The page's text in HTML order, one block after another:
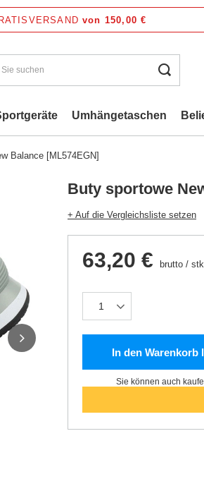
von 150,00 €
Umhängetaschen
Balance [ML574EGN]
Buty sportowe
+ Auf die Vergleichsliste setzen
63,20 € brutto /
In den Warenkorb
Sie können auch